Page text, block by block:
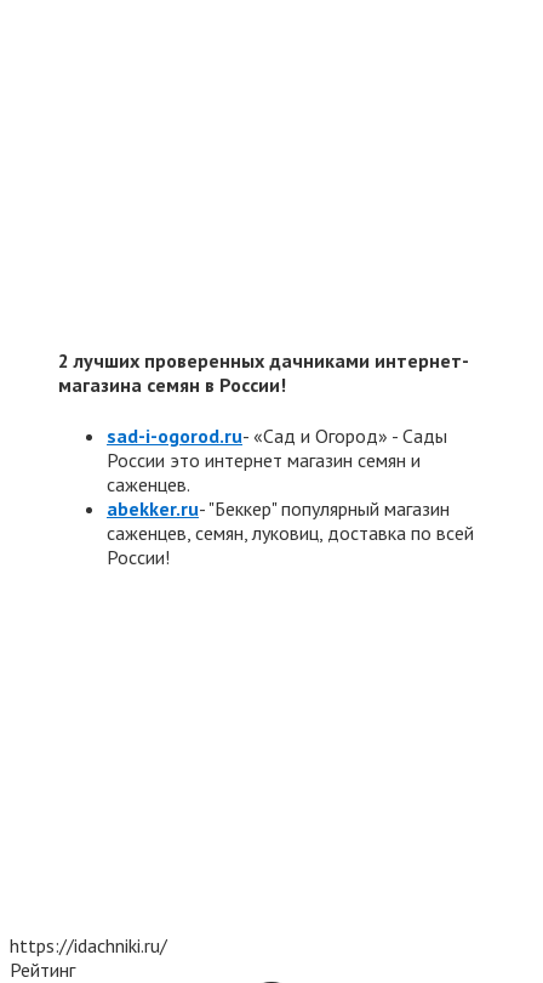
2 лучших проверенных дачниками интернет-
магазина семян в России!
sad-i-ogorod.ru- «Сад и Огород» - Сады
России это интернет магазин семян и
саженцев.
abekker.ru- "Беккер" популярный магазин
саженцев, семян, луковиц, доставка по всей
России!
https://idachniki.ru/
Рейтинг